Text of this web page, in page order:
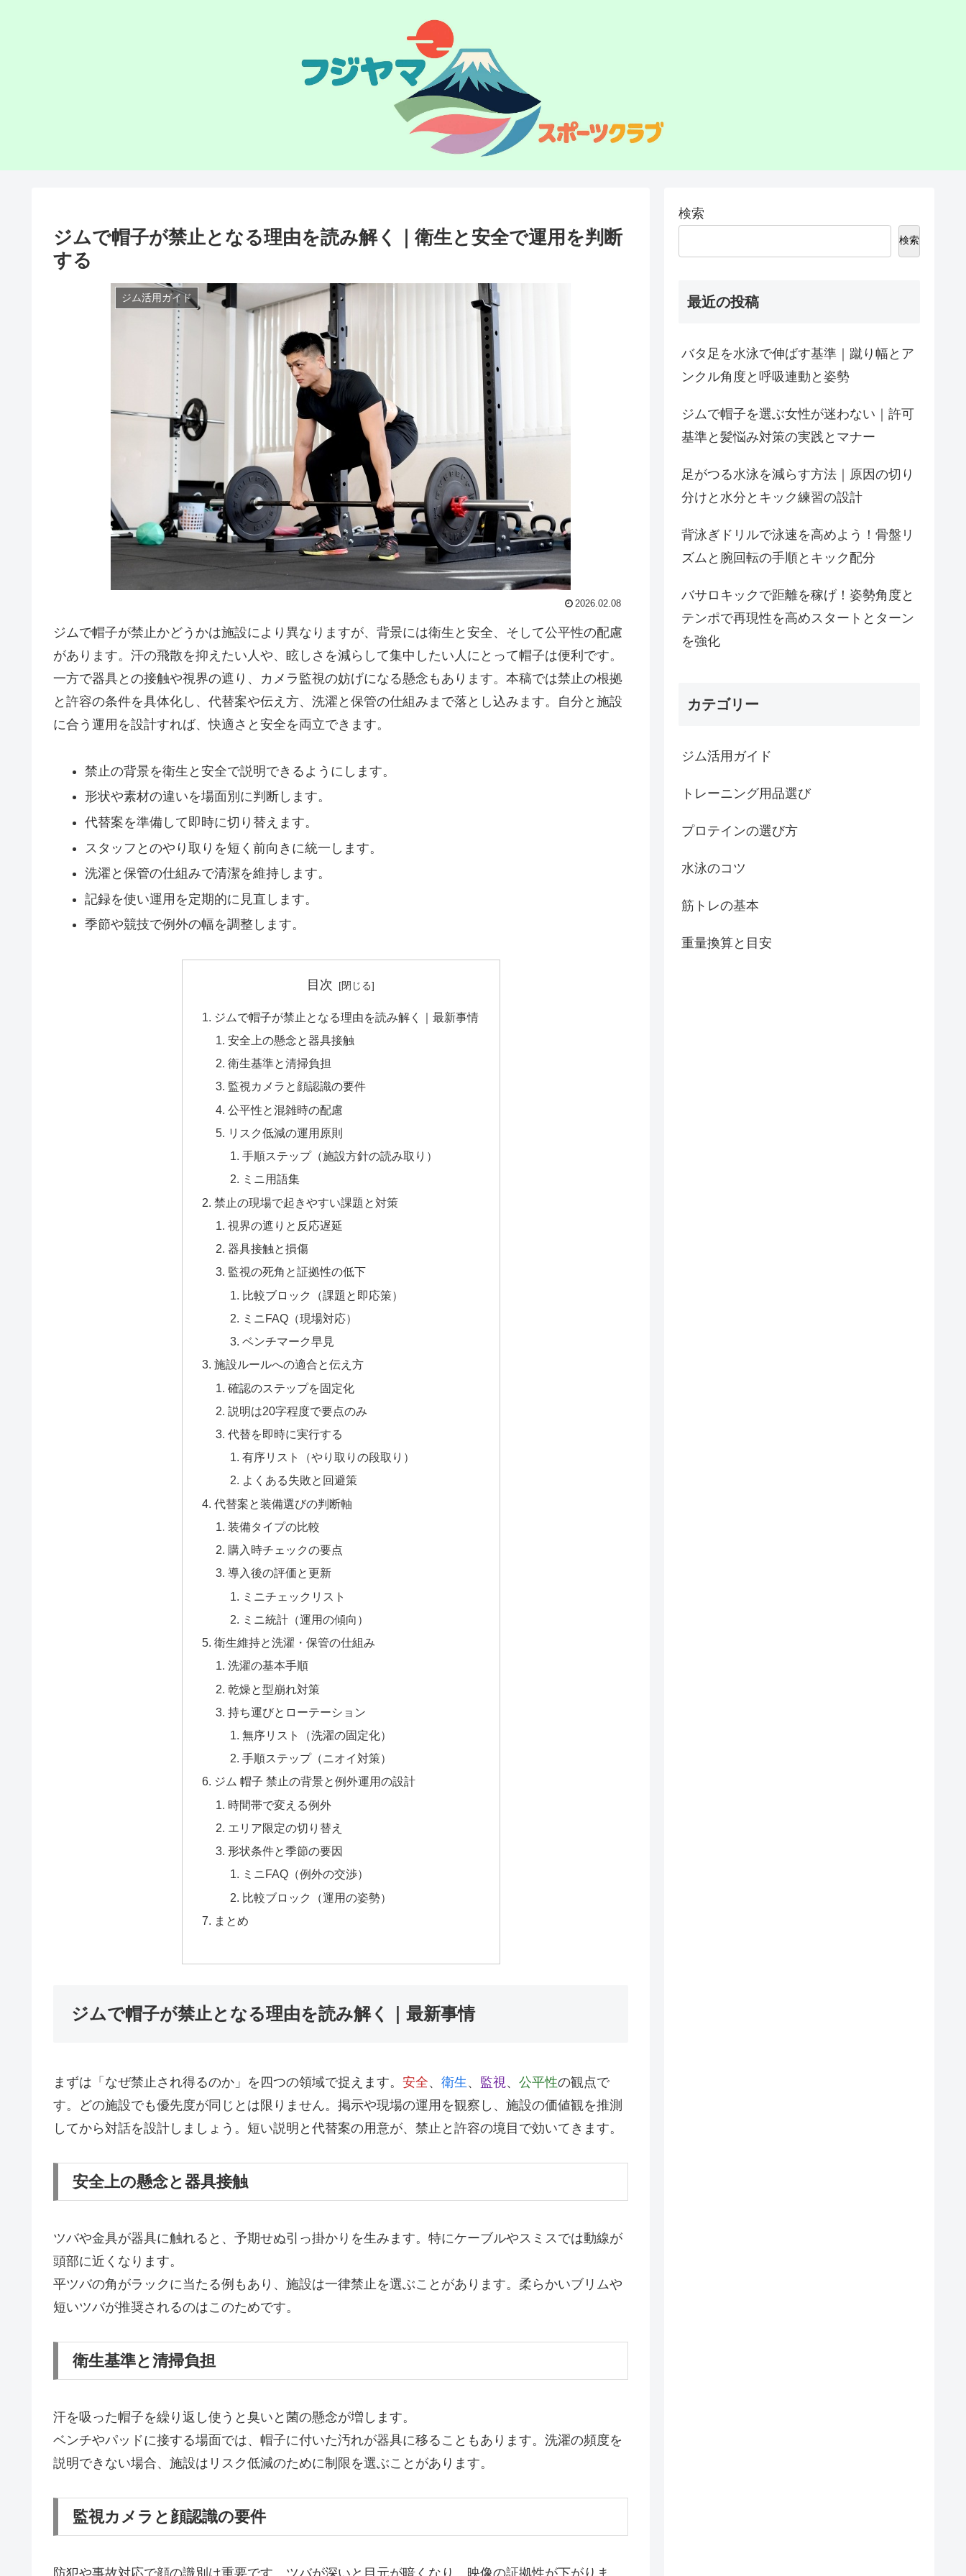
ジムで帽子が禁止となる理由を読み解く｜衛生と安全で運用を判断
する
ジム活用ガイド
2026.02.08
ジムで帽子が禁止かどうかは施設により異なりますが、背景には衛生と安全、そして公平性の配慮
があります。汗の飛散を抑えたい人や、眩しさを減らして集中したい人にとって帽子は便利です。
一方で器具との接触や視界の遮り、カメラ監視の妨げになる懸念もあります。本稿では禁止の根拠
と許容の条件を具体化し、代替案や伝え方、洗濯と保管の仕組みまで落とし込みます。自分と施設
に合う運用を設計すれば、快適さと安全を両立できます。
禁止の背景を衛生と安全で説明できるようにします。
形状や素材の違いを場面別に判断します。
代替案を準備して即時に切り替えます。
スタッフとのやり取りを短く前向きに統一します。
洗濯と保管の仕組みで清潔を維持します。
記録を使い運用を定期的に見直します。
季節や競技で例外の幅を調整します。
目次
ジムで帽子が禁止となる理由を読み解く｜最新事情
安全上の懸念と器具接触
衛生基準と清掃負担
監視カメラと顔認識の要件
公平性と混雑時の配慮
リスク低減の運用原則
手順ステップ（施設方針の読み取り）
ミニ用語集
禁止の現場で起きやすい課題と対策
視界の遮りと反応遅延
器具接触と損傷
監視の死角と証拠性の低下
比較ブロック（課題と即応策）
ミニFAQ（現場対応）
ベンチマーク早見
施設ルールへの適合と伝え方
確認のステップを固定化
説明は20字程度で要点のみ
代替を即時に実行する
有序リスト（やり取りの段取り）
よくある失敗と回避策
代替案と装備選びの判断軸
装備タイプの比較
購入時チェックの要点
導入後の評価と更新
ミニチェックリスト
ミニ統計（運用の傾向）
衛生維持と洗濯・保管の仕組み
洗濯の基本手順
乾燥と型崩れ対策
持ち運びとローテーション
無序リスト（洗濯の固定化）
手順ステップ（ニオイ対策）
ジム 帽子 禁止の背景と例外運用の設計
時間帯で変える例外
エリア限定の切り替え
形状条件と季節の要因
ミニFAQ（例外の交渉）
比較ブロック（運用の姿勢）
まとめ
ジムで帽子が禁止となる理由を読み解く｜最新事情
まずは「なぜ禁止され得るのか」を四つの領域で捉えます。 安全、 衛生 、 監視 、 公平性の観点で
す。どの施設でも優先度が同じとは限りません。掲示や現場の運用を観察し、施設の価値観を推測
してから対話を設計しましょう。短い説明と代替案の用意が、禁止と許容の境目で効いてきます。
安全上の懸念と器具接触
ツバや金具が器具に触れると、予期せぬ引っ掛かりを生みます。特にケーブルやスミスでは動線が
頭部に近くなります。
平ツバの角がラックに当たる例もあり、施設は一律禁止を選ぶことがあります。柔らかいブリムや
短いツバが推奨されるのはこのためです。
衛生基準と清掃負担
汗を吸った帽子を繰り返し使うと臭いと菌の懸念が増します。
ベンチやパッドに接する場面では、帽子に付いた汚れが器具に移ることもあります。洗濯の頻度を
説明できない場合、施設はリスク低減のために制限を選ぶことがあります。
監視カメラと顔認識の要件
防犯や事故対応で顔の識別は重要です。ツバが深いと目元が暗くなり、映像の証拠性が下がりま
検索
検索
最近の投稿
バタ足を水泳で伸ばす基準｜蹴り幅とア
ンクル角度と呼吸連動と姿勢
ジムで帽子を選ぶ女性が迷わない｜許可
基準と髪悩み対策の実践とマナー
足がつる水泳を減らす方法｜原因の切り
分けと水分とキック練習の設計
背泳ぎドリルで泳速を高めよう！骨盤リ
ズムと腕回転の手順とキック配分
バサロキックで距離を稼げ！姿勢角度と
テンポで再現性を高めスタートとターン
を強化
カテゴリー
ジム活用ガイド
トレーニング用品選び
プロテインの選び方
水泳のコツ
筋トレの基本
重量換算と目安